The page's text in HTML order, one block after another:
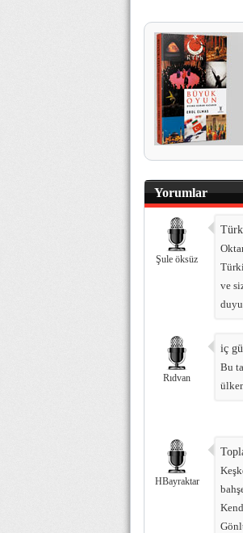
Yorumlar
Şule öksüz
ve
Rıdvan
iç
Bu
HBayraktar